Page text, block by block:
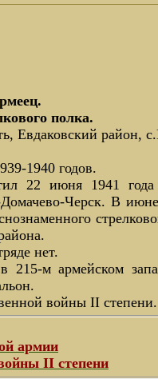
полка.
Евдаковский район,
1940 годов.
22 июня 1941 года
Домачево-Черск. В
нет.
215-м армейском
войны II степени.
армии
II степени